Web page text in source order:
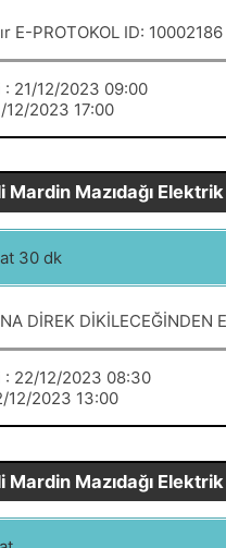
E-PROTOKOL ID: 10002186
21/12/2023 09:00
2023 17:00
Mazıdağı
30 dk
DİREK DİKİLECEĞİNDEN
: 22/12/2023 08:30
12/2023 13:00
Mazıdağı